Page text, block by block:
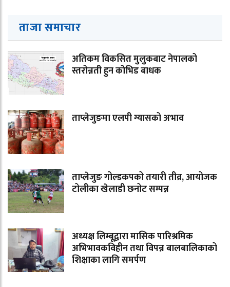
ताजा समाचार
अतिकम विकसित मुलुकबाट नेपालको
स्तरोन्नती हुन कोभिड बाधक
ताप्लेजुङमा एलपी ग्यासको अभाव
ताप्लेजुङ गोल्डकपको तयारी तीव्र, आयोजक
टोलीका खेलाडी छनोट सम्पन्न
अध्यक्ष लिम्बूद्वारा मासिक पारिश्रमिक
अभिभावकविहीन तथा विपन्न बालबालिकाको
शिक्षाका लागि समर्पण